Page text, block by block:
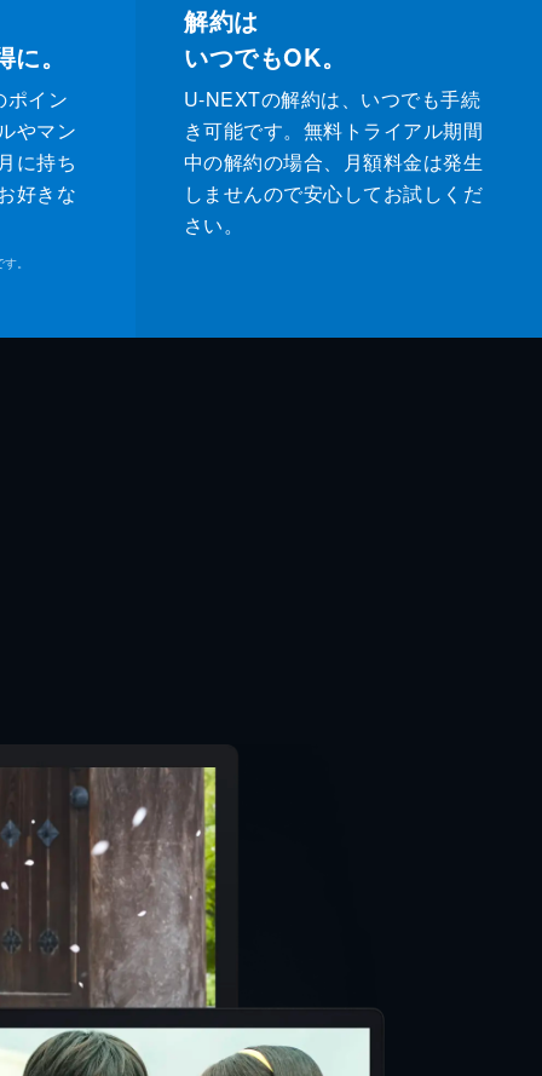
。
ポイン
やマン
に持ち
好きな
。
解約は
いつでもOK。
U-NEXTの解約は、いつでも手続
き可能です。無料トライアル期間
中の解約の場合、月額料金は発生
しませんので安心してお試しくだ
さい。